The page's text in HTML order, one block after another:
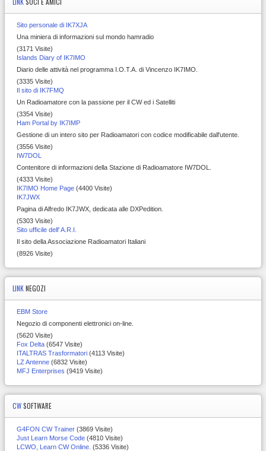
Sito personale di IK7XJA
Una miniera di informazioni sul mondo hamradio
(3171 Visite)
Islands Diary of IK7IMO
Diario delle attività nel programma I.O.T.A. di Vincenzo IK7IMO.
(3335 Visite)
Il sito di IK7FMQ
Un Radioamatore con la passione per il CW ed i Satelliti
(3354 Visite)
Ham Portal by IK7IMP
Gestione di un intero sito per Radioamatori con codice modificabile dall'utente.
(3556 Visite)
IW7DOL
Contenitore di informazioni della Stazione di Radioamatore IW7DOL.
(4333 Visite)
IK7IMO Home Page (4400 Visite)
IK7JWX
Pagina di Alfredo IK7JWX, dedicata alle DXPedition.
(5303 Visite)
Sito ufficile dell' A.R.I.
Il sito della Associazione Radioamatori Italiani
(8926 Visite)
LINK NEGOZI
EBM Store
Negozio di componenti elettronici on-line.
(5620 Visite)
Fox Delta (6547 Visite)
ITALTRAS Trasformatori (4113 Visite)
LZ Antenne (6832 Visite)
MFJ Enterprises (9419 Visite)
CWSOFTWARE
G4FON CW Trainer (3869 Visite)
Just Learn Morse Code (4810 Visite)
LCWO, Learn CW Online. (5336 Visite)